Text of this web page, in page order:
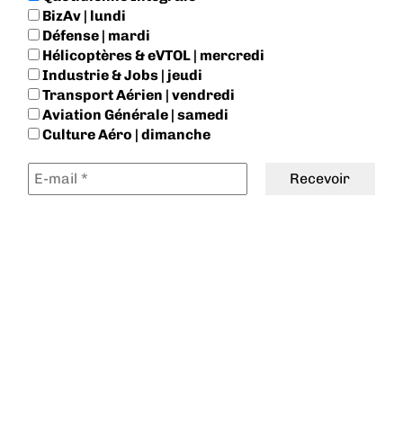
BizAv | lundi
Défense | mardi
Hélicoptères & eVTOL | mercredi
Industrie & Jobs | jeudi
Transport Aérien | vendredi
Aviation Générale | samedi
Culture Aéro | dimanche